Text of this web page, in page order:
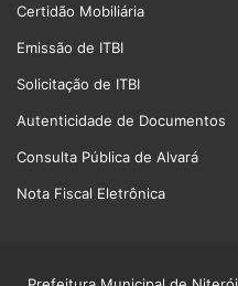
Certidão Mobiliária
Emissão de ITBI
Solicitação de ITBI
Autenticidade de Documentos
Consulta Pública de Alvará
Nota Fiscal Eletrônica